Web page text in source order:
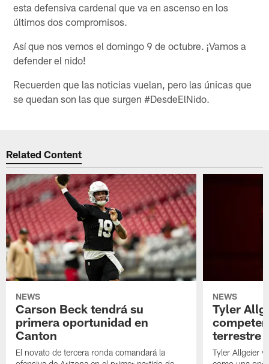
esta defensiva cardenal que va en ascenso en los
últimos dos compromisos.
Así que nos vemos el domingo 9 de octubre. ¡Vamos a
defender el nido!
Recuerden que las noticias vuelan, pero las únicas que
se quedan son las que surgen #DesdeElNido.
Related Content
NEWS
Carson Beck tendrá su
primera oportunidad en
Canton
El novato de tercera ronda comandará la
NEWS
Tyler
terrestre
Tyler Allgeier